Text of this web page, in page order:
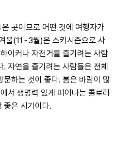
곳이므로 어떤 것에 여행자가
울(11~3월)은 스키시즌으로 사
이커나 자전거를 즐기려는 사람
자연을 즐기려는 사람들은 전체
하는 것이 좋다. 봄은 바람이 많
서 생명력 있게 피어나는 콜로라
좋은 시기이다.